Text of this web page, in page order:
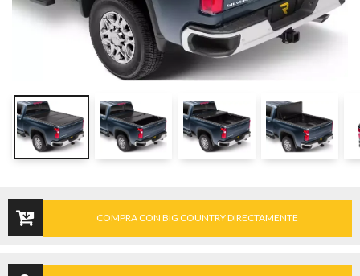
COMPRA CON BIG COUNTRY DIRECTAMENTE